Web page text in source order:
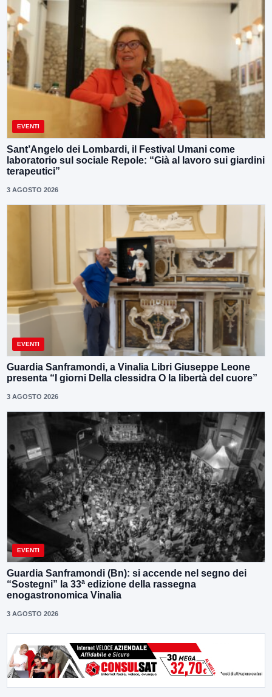
EVENTI
Sant’Angelo dei Lombardi, il Festival Umani come
laboratorio sul sociale Repole: “Già al lavoro sui giardini
terapeutici”
3 AGOSTO 2026
EVENTI
Guardia Sanframondi, a Vinalia Libri Giuseppe Leone
presenta “I giorni Della clessidra O la libertà del cuore”
3 AGOSTO 2026
EVENTI
Guardia Sanframondi (Bn): si accende nel segno dei
“Sostegni” la 33ª edizione della rassegna
enogastronomica Vinalia
3 AGOSTO 2026